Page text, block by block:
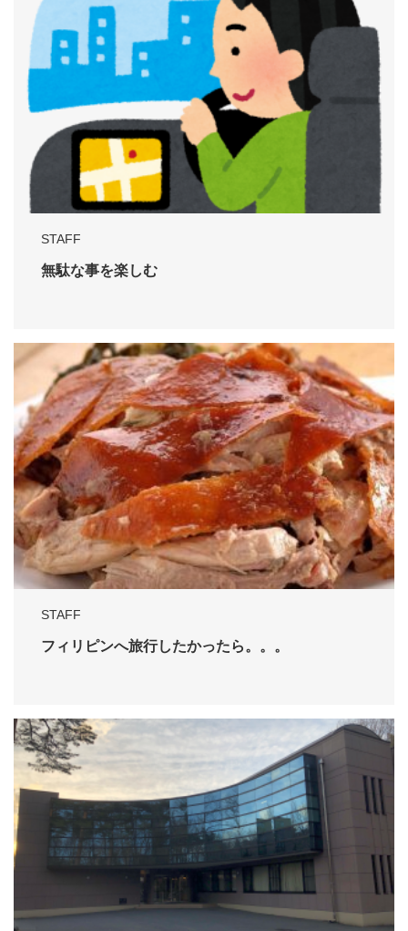
STAFF
無駄な事を楽しむ
STAFF
フィリピンへ旅行したかったら。。。